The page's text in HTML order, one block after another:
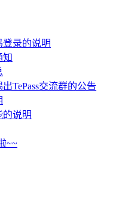
录的说明
知
TePass交流群的公告
的说明
~~